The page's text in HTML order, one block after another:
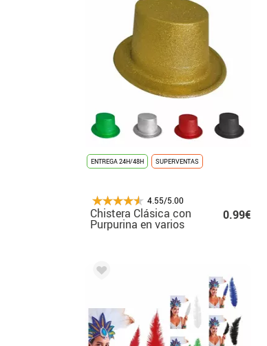
ENTREGA 24H/48H SUPERVENTAS
4.55/5.00
Chistera Clásica con
Purpurina en varios
colores
0.99€